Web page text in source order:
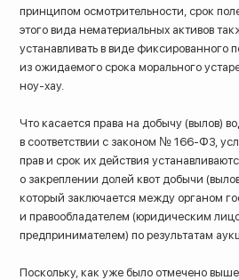
принципом осмотрительности, срок
этого вида нематериальных активов
устанавливать в виде фиксированного
из ожидаемого срока морального
ноу-хау.
Что касается права на добычу (вылов)
в соответствии с законом № 166-ФЗ,
прав и срок их действия
о закреплении долей квот добычи
который заключается между органом
и правообладателем (юридическим
предпринимателем) по результатам
Поскольку, как уже было отмечено